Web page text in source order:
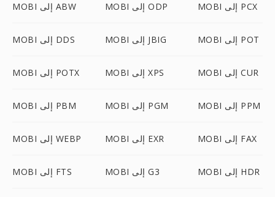
MOBI إلى ABW MOBI إلى ODP MOBI إلى PCX
MOBI إلى DDS MOBI إلى JBIG MOBI إلى POT
MOBI إلى POTX MOBI إلى XPS MOBI إلى CUR
MOBI إلى PBM MOBI إلى PGM MOBI إلى PPM
MOBI إلى WEBP MOBI إلى EXR MOBI إلى FAX
MOBI إلى FTS MOBI إلى G3 MOBI إلى HDR